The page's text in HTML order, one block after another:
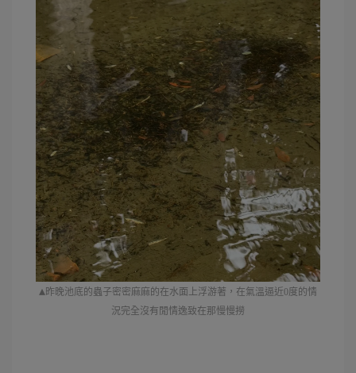
▴ 昨晚池底的蟲子密密麻麻的在水面上浮游著，在氣溫逼近0度的情
況完全沒有閒情逸致在那慢慢撈